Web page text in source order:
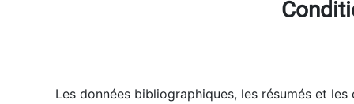
Les données bibliographiques, les résumés et